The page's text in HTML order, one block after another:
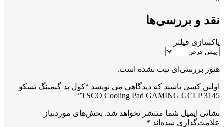
نقد و بررسی‌ها
پاکسازی فیلتر
هنوز بررسی‌ای ثبت نشده است.
اولین کسی باشید که دیدگاهی می نویسد “کول پد گیمینگ تسکو
TSCO Cooling Pad GAMING GCLP 3145”
نشانی ایمیل شما منتشر نخواهد شد. بخش‌های موردنیاز
علامت‌گذاری شده‌اند *